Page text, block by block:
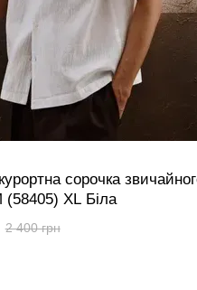
сорочка
XL Біла
2 400 грн